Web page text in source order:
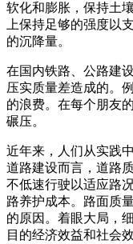
软化和膨胀，保持土
上保持足够的强度以
的沉降量。
在国内铁路、公路建
压实质量差造成的。
的浪费。在每个朋友
碾压。
近年来，人们从实践
道路建设而言，道路
不低速行驶以适应路
路养护成本。路面质
的原因。着眼大局，
目的经济效益和社会效